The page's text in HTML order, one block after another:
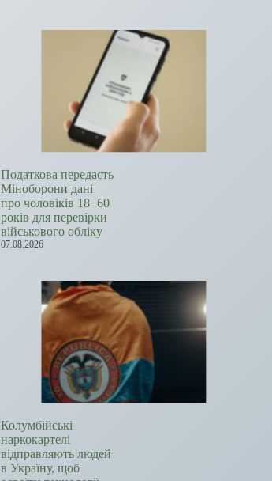
Податкова передасть
Міноборони дані
про чоловіків 18−60
років для перевірки
військового обліку
07.08.2026
Колумбійські
наркокартелі
відправляють людей
в Україну, щоб